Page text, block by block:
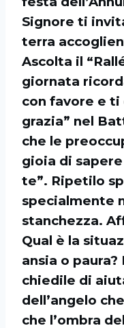
Signore ti
terra
Ascolta il
giornata
con favore e ti
grazia” nel
che le
gioia di
te”. Ripetilo
specialmente
stanchezza.
Qual è la
ansia o
chiedile di
dell’angelo
che l’ombra